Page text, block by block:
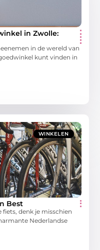
in Zwolle:
in de wereld van
kunt vinden in
WINKELEN
Best
fiets, denk je misschien
Nederlandse